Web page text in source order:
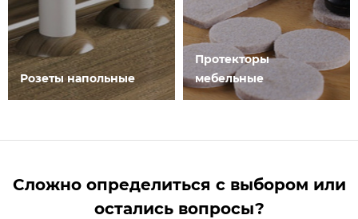
Розеты напольные
Протекторы
мебельные
Сложно определиться с выбором или
остались вопросы?